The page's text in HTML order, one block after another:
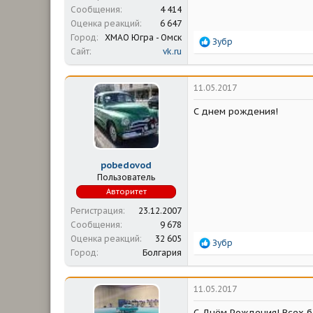
Сообщения
4 414
Оценка реакций
6 647
Город
ХМАО Югра - Омск
Сайт
vk.ru
Р
а
к
ц
и
Зубр
pobedovod
Пользователь
Авторитет
Регистрация
23.12.2007
Сообщения
9 678
Оценка реакций
32 605
Город
Болгария
11.05.2017
С днем рождения!
Р
а
к
ц
и
и
Зубр
11.05.2017